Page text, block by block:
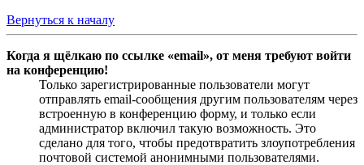
Вернуться к началу
Когда я щёлкаю по ссылке «email», от меня требуют войти
на конференцию!
Только зарегистрированные пользователи могут
отправлять email-сообщения другим пользователям через
встроенную в конференцию форму, и только если
администратор включил такую возможность. Это
сделано для того, чтобы предотвратить злоупотребления
почтовой системой анонимными пользователями.